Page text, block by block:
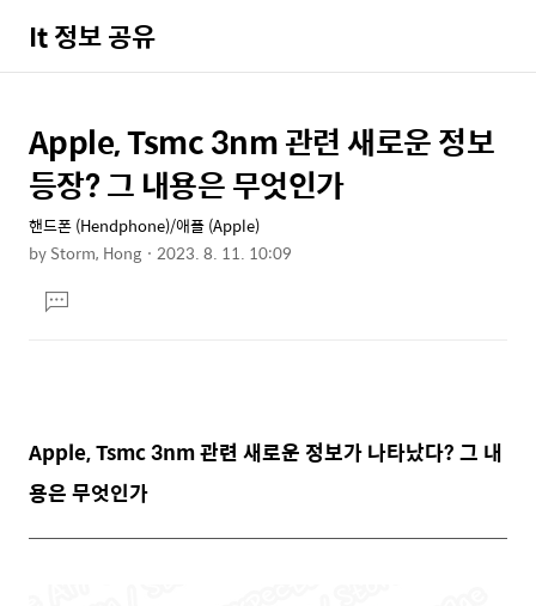
It 정보 공유
상
세
컨
텐
본
문
제
목
Apple, Tsmc 3nm 관련 새로운 정보
등장? 그 내용은 무엇인가
핸드폰 (Hendphone)/애플 (Apple)
byStorm, Hong 2023. 8. 11. 10:09
문댓
글
Apple, Tsmc 3nm 관련 새로운 정보가 나타났다? 그 내
용은 무엇인가